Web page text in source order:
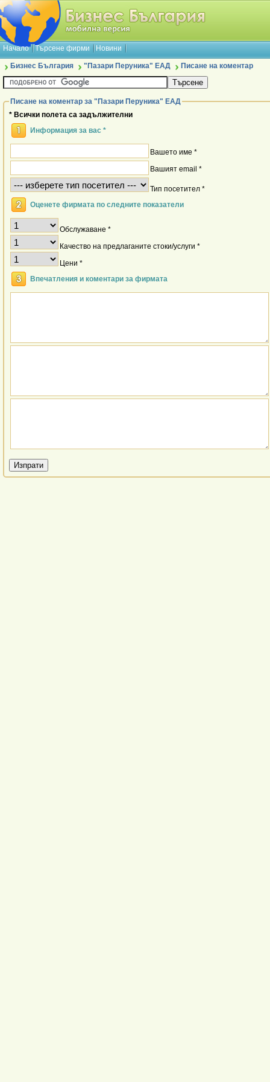
Начало Търсене фирми Новини
Бизнес България "Пазари Перуника" ЕАД Писане на коментар
Писане на коментар за "Пазари Перуника" ЕАД
* Всички полета са задължителни
Информация за вас *
Вашето име *
Вашият email *
Тип посетител *
Оценете фирмата по следните показатели
Обслужаване *
Качество на предлаганите стоки/услуги *
Цени *
Впечатления и коментари за фирмата